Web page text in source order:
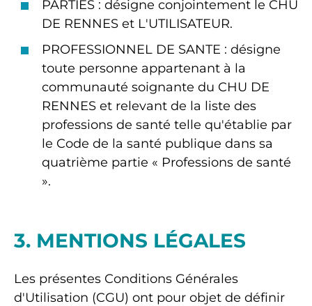
PARTIES : désigne conjointement le CHU
DE RENNES et L'UTILISATEUR.
PROFESSIONNEL DE SANTE : désigne
toute personne appartenant à la
communauté soignante du CHU DE
RENNES et relevant de la liste des
professions de santé telle qu'établie par
le Code de la santé publique dans sa
quatrième partie « Professions de santé
».
3. MENTIONS LÉGALES
Les présentes Conditions Générales
d'Utilisation (CGU) ont pour objet de définir